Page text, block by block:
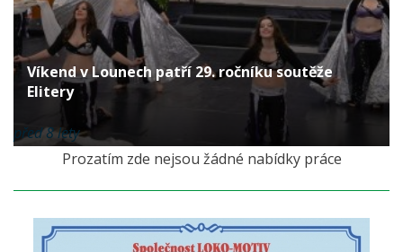
Víkend v Lounech patří 29. ročníku soutěže
Elitery
před 8 lety
Prozatím zde nejsou žádné nabídky práce